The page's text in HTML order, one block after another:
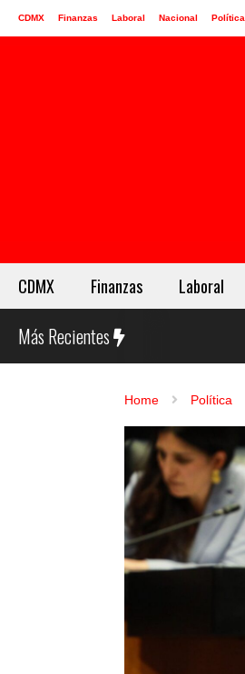
CDMX Finanzas Laboral Nacional Política
CDMX Finanzas Laboral
Más Recientes
Home Política